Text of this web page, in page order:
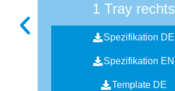
1 Tray rechts
Spezifikation DE
Spezifikation EN
Template DE